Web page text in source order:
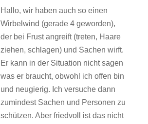
Hallo, wir haben auch so einen
Wirbelwind (gerade 4 geworden),
der bei Frust angreift (treten, Haare
ziehen, schlagen) und Sachen wirft.
Er kann in der Situation nicht sagen
was er braucht, obwohl ich offen bin
und neugierig. Ich versuche dann
zumindest Sachen und Personen zu
schützen. Aber friedvoll ist das nicht